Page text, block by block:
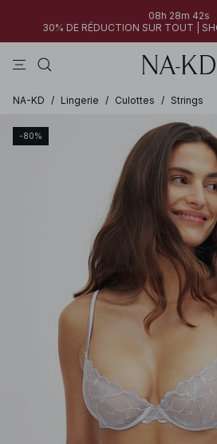
08h 28m 42s
30% DE RÉDUCTION SUR TOUT |
NA-KD / Lingerie / Culottes / Strings
-80%